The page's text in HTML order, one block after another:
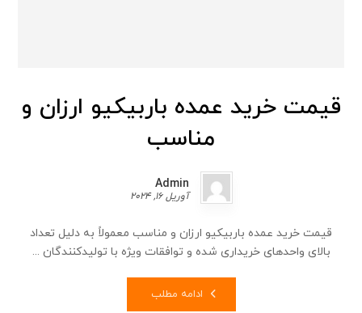
قیمت خرید عمده باربیکیو ارزان و
مناسب
Admin
آوریل 16, 2024
قیمت خرید عمده باربیکیو ارزان و مناسب معمولاً به دلیل تعداد
بالای واحدهای خریداری شده و توافقات ویژه با تولیدکنندگان ...
ادامه مطلب